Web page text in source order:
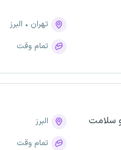
تهران
البرز
تمام وقت
سلامت
البرز
تمام وقت